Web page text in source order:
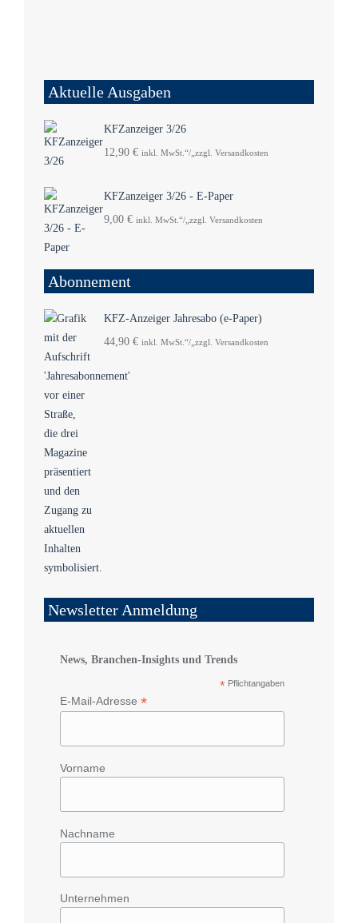
Aktuelle Ausgaben
KFZanzeiger 3/26
12,90 € inkl. MwSt.“/„zzgl. Versandkosten
KFZanzeiger 3/26 - E-Paper
9,00 € inkl. MwSt.“/„zzgl. Versandkosten
Abonnement
KFZ-Anzeiger Jahresabo (e-Paper)
44,90 € inkl. MwSt.“/„zzgl. Versandkosten
Newsletter Anmeldung
News, Branchen-Insights und Trends
* Pflichtangaben
E-Mail-Adresse *
Vorname
Nachname
Unternehmen